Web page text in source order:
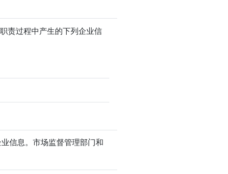
责过程中产生的下列企业信
信息。市场监督管理部门和